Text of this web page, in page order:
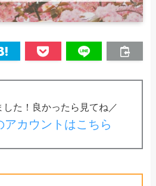
した！良かったら見てね／
アカウントはこちら